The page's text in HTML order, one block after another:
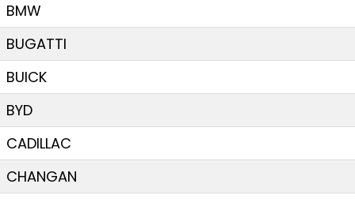
BMW
BUGATTI
BUICK
BYD
CADILLAC
CHANGAN